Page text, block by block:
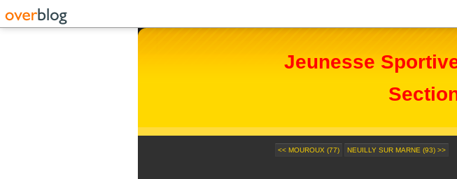
Jeunesse
<< MOUROUX (77) NEUILLY SUR MARNE (93) >>